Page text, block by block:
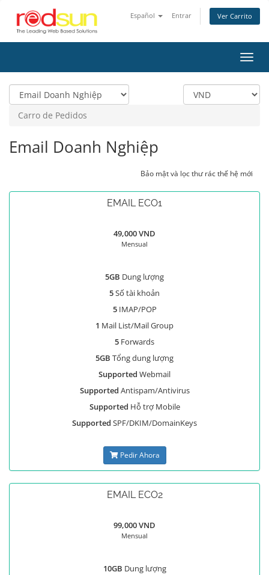
Español Entrar Ver Carrito
Carro de Pedidos
Email Doanh Nghiệp
Bảo mật và lọc thư rác thế hệ mới
EMAIL ECO1
49,000 VND
Mensual
5GB Dung lượng
5Số tài khoản
5IMAP/POP
1 Mail List/Mail Group
5 Forwards
5GB Tổng dung lượng
Supported Webmail
Supported Antispam/Antivirus
Supported Hỗ trợ Mobile
Supported SPF/DKIM/DomainKeys
Pedir Ahora
EMAIL ECO2
99,000 VND
Mensual
10GB Dung lượng